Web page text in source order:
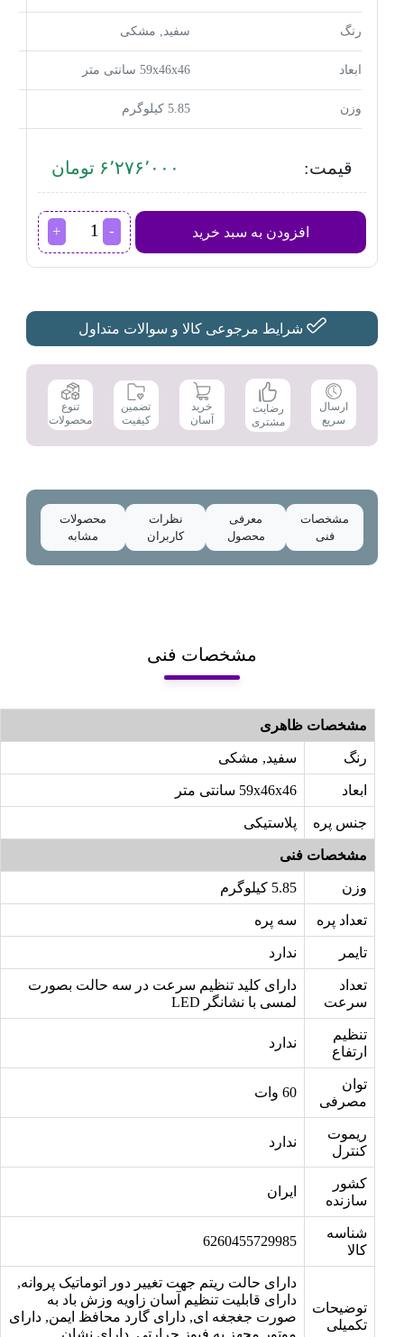
رنگ سفید, مشکی
ابعاد 59x46x46 سانتی متر
وزن 5.85 کیلوگرم
قیمت: ۶٬۲۷۶٬۰۰۰ تومان
افزودن به سبد خرید
پنکه
رومیزی
RIMA-
FDS
بدون
کنترل
عدد
شرایط مرجوعی کالا و سوالات متداول
ارسال
سریع
رضایت
مشتری
خرید
آسان
تضمین
کیفیت
تنوع
محصولات
مشخصات
فنی
معرفی
محصول
نظرات
کاربران
محصولات
مشابه
مشخصات فنی
مشخصات ظاهری
رنگ سفید, مشکی
ابعاد 59x46x46 سانتی متر
جنس پره پلاستیکی
مشخصات فنی
وزن 5.85 کیلوگرم
تعداد پره سه پره
تایمر ندارد
تعداد
سرعت
دارای کلید تنظیم سرعت در سه حالت بصورت
لمسی با نشانگر LED
تنظیم
ارتفاع
ندارد
توان
مصرفی
60 وات
ریموت
کنترل
ندارد
کشور
سازنده
ایران
شناسه
کالا
6260455729985
توضیحات
تکمیلی
دارای حالت ریتم جهت تغییر دور اتوماتیک پروانه,
دارای قابلیت تنظیم آسان زاویه وزش باد به
صورت جغجغه ای, دارای گارد محافظ ایمن, دارای
موتور مجهز به فیوز حرارتی, دارای نشان